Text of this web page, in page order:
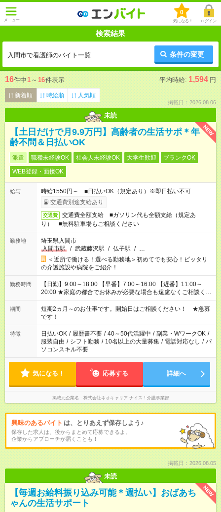
メニュー
0
気になる！ ログイン
検索結果
入間市で看護師のバイト一覧 条件の変更
16件中1 ～ 16件表示 平均時給: 1,594 円
新着順 時給順 人気順
掲載日：2026.08.06
未読
NEW
【土日だけで月9.9万円】高齢者の生活サポ＊年
齢不問＆日払いOK
派遣 職種未経験OK 社会人未経験OK 大学生歓迎
ブランクOK
WEB登録・面接OK
給与
時給1550円～ ■日払いOK（規定あり）※即日払い不可
交通費別途支給あり
交通費
交通費全額支給 ■ガソリン代も全額支給（規定あ
り） ■無料駐車場もご相談ください
勤務地
埼玉県入間市
入間市駅
/ 武蔵藤沢駅 / 仏子駅 / …
＜近所で働ける！選べる勤務地＞初めてでも安心！ピッタリ
の介護施設や病院をご紹介！
勤務時間
【日勤】9:00～18:00 【早番】7:00～16:00 【遅番】11:00～
20:00 ★家庭の都合でお休みが必要な場合も遠慮なくご相談くだ
さい。
期間
短期2ヵ月～のお仕事です。開始日はご相談ください！ ★急募
です！
特徴 日払いOK / 履歴書不要 / 40～50代活躍中 / 副業・WワークOK /
服装自由 / シフト勤務 / 10名以上の大量募集 / 電話対応なし / パ
ソコンスキル不要
気になる！ 応募する 詳細へ
掲載元企業名 株式会社ネオキャリア ナイス！介護事業部
興味のあるバイト は、とりあえず保存しよう♪
保存した求人は、後からまとめて応募できるよ。
企業からアプローチが届くことも！
掲載日：2026.08.05
未読
NEW
【毎週お給料振り込み可能＊週払い】おばあち
ゃんの生活サポート